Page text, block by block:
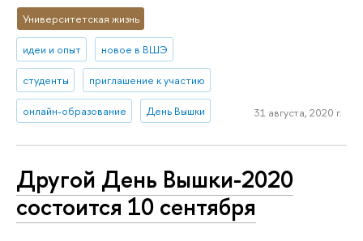
Университетская жизнь
идеи и опыт новое в ВШЭ
студенты приглашение к участию
онлайн-образование День Вышки 31 августа, 2020 г.
Другой День Вышки-2020
состоится 10 сентября